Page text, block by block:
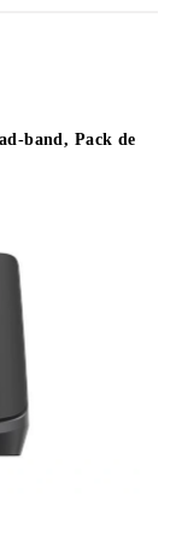
band, Pack de